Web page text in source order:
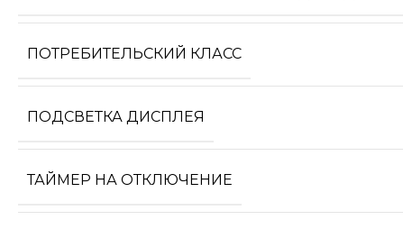
ПОТРЕБИТЕЛЬСКИЙ КЛАСС
ПОДСВЕТКА ДИСПЛЕЯ
ТАЙМЕР НА ОТКЛЮЧЕНИЕ